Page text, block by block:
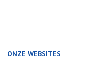
ONZE WEBSITES